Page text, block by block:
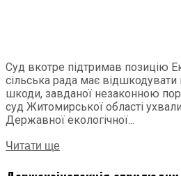
Суд вкотре підтримав позицію
сільська рада має
шкоди, завданої незаконною
суд Житомирської області
Державної екологічної...
Читати ще